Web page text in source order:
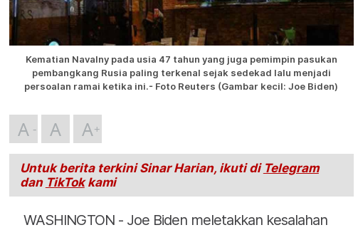
Kematian Navalny pada usia 47 tahun yang juga pemimpin pasukan
pembangkang Rusia paling terkenal sejak sedekad lalu menjadi
persoalan ramai ketika ini.- Foto Reuters (Gambar kecil: Joe Biden)
A A A
Untuk berita terkini Sinar Harian, ikuti di Telegram
dan TikTokkami
WASHINGTON - Joe Biden meletakkan kesalahan